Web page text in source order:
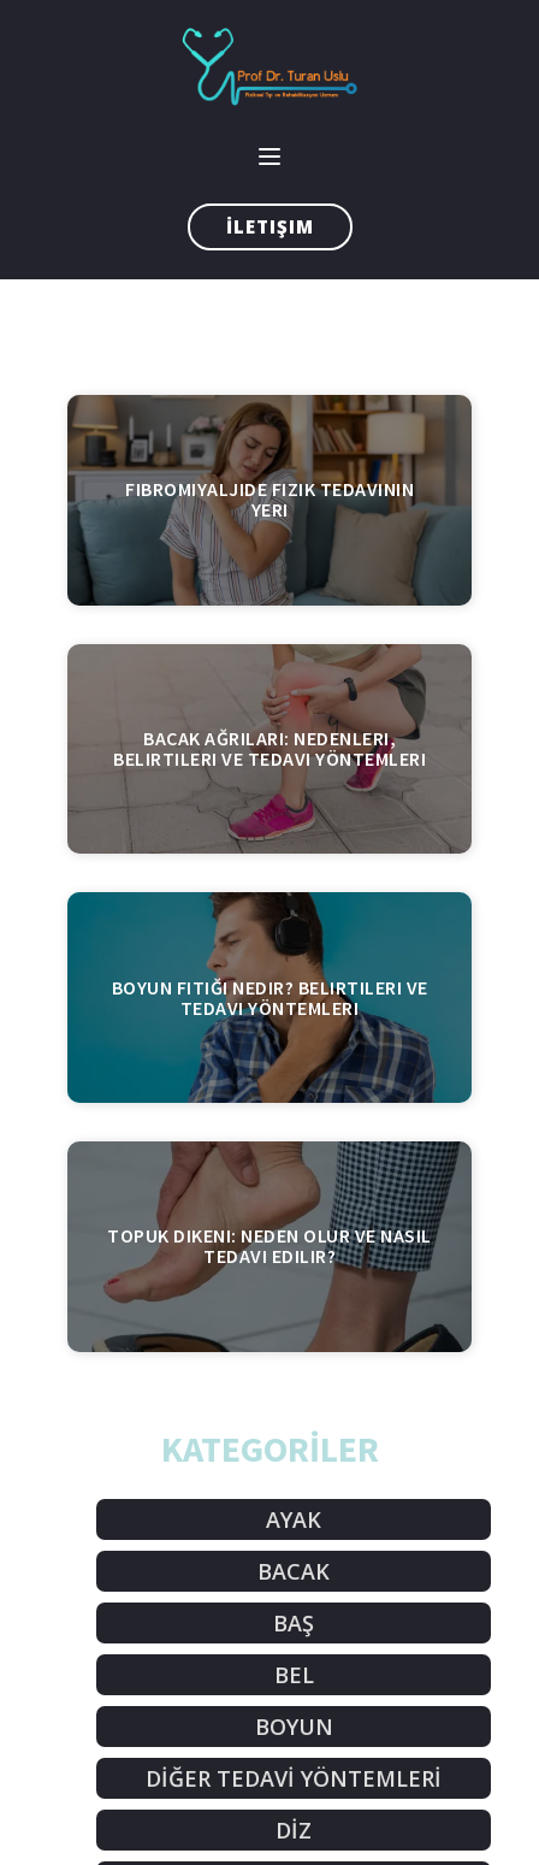
İLETIŞIM
FIBROMIYALJIDE FIZIK TEDAVININ
YERI
BACAK AĞRILARI: NEDENLERI,
BELIRTILERI VE TEDAVI YÖNTEMLERI
BOYUN FITIĞI NEDIR? BELIRTILERI VE
TEDAVI YÖNTEMLERI
TOPUK DIKENI: NEDEN OLUR VE NASIL
TEDAVI EDILIR?
KATEGORİLER
AYAK
BACAK
BAŞ
BEL
BOYUN
DİĞER TEDAVİ YÖNTEMLERİ
DİZ